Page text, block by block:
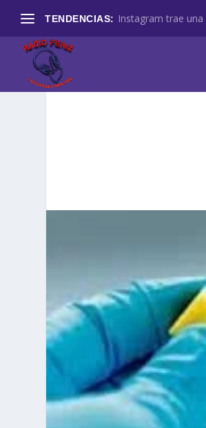
TENDENCIAS: Instagram trae